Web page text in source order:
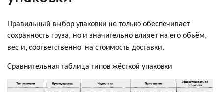
Правильный выбор упаковки не только обеспечивает
сохранность груза, но и значительно влияет на его объём,
вес и, соответственно, на стоимость доставки.
Сравнительная таблица типов жёсткой упаковки